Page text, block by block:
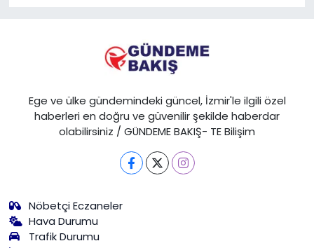
Ege ve ülke gündemindeki güncel, İzmir'le ilgili özel
haberleri en doğru ve güvenilir şekilde haberdar
olabilirsiniz / GÜNDEME BAKIŞ- TE Bilişim
Nöbetçi Eczaneler
Hava Durumu
Trafik Durumu